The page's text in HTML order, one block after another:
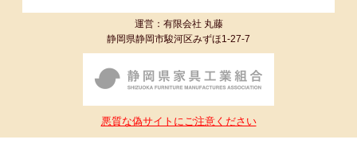
運営：有限会社 丸藤
静岡県静岡市駿河区みずほ1-27-7
悪質な偽サイトにご注意ください